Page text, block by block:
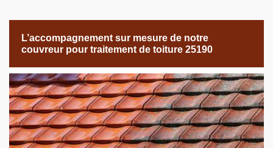
L’accompagnement sur mesure de notre
couvreur pour traitement de toiture 25190